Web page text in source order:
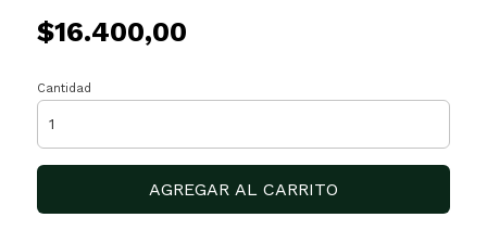
$16.400,00
Cantidad
AGREGAR AL CARRITO